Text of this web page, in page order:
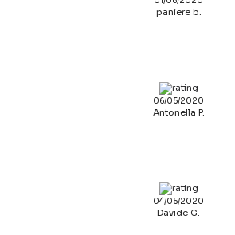
paniere b.
06/05/2020
Antonella P.
04/05/2020
Davide G.